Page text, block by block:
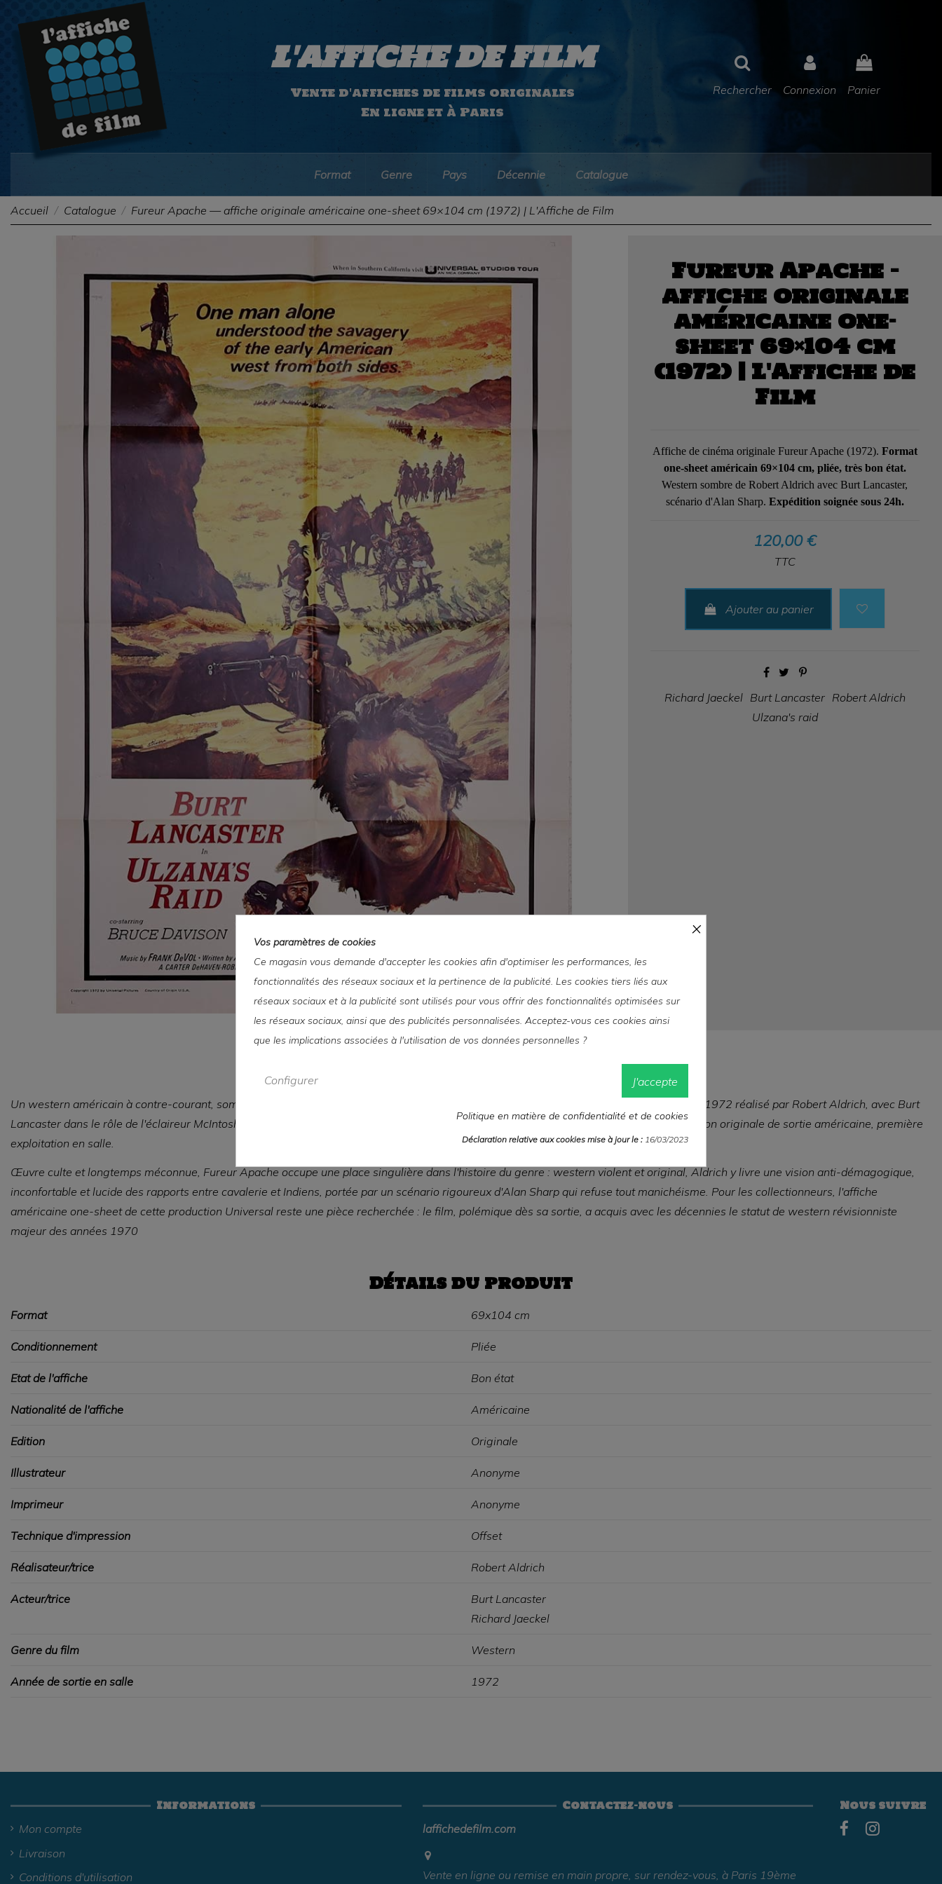
L'AFFICHE DE FILM
Vente d'affiches de films originales
En ligne et à Paris
Rechercher Connexion Panier
Format Genre Pays Décennie Catalogue
Accueil Catalogue Fureur Apache — affiche originale américaine one-sheet 69×104 cm (1972) | L'Affiche de Film
Fureur Apache —
affiche originale
américaine one-
sheet 69×104 cm
(1972) | L'Affiche de
Film
Affiche de cinéma originale Fureur Apache (1972). Format
one-sheet américain 69×104 cm, pliée, très bon état.
Western sombre de Robert Aldrich avec Burt Lancaster,
scénario d'Alan Sharp. Expédition soignée sous 24h.
120,00 €
TTC
Ajouter au panier
Richard Jaeckel Burt Lancaster Robert Aldrich
Ulzana's raid
Un western américain à contre-courant, sombre et sans concession. Affiche originale de
), film western de 1972 réalisé par Robert Aldrich, avec Burt
Lancaster dans le rôle de l'éclaireur McIntosh.
Format one-sheet américain, 69×104 cm environ, conditionnement plié, très bon état. Édition originale de sortie américaine, première
exploitation en salle.
Œuvre culte et longtemps méconnue, Fureur Apache occupe une place singulière dans l'histoire du genre : western violent et original, Aldrich y livre une vision anti-démagogique,
inconfortable et lucide des rapports entre cavalerie et Indiens, portée par un scénario rigoureux d'Alan Sharp qui refuse tout manichéisme. Pour les collectionneurs, l'affiche
américaine one-sheet de cette production Universal reste une pièce recherchée : le film, polémique dès sa sortie, a acquis avec les décennies le statut de western révisionniste
majeur des années 1970
Détails du produit
Format 69x104 cm
Conditionnement Pliée
Etat de l'affiche Bon état
Nationalité de l'affiche Américaine
Edition Originale
Illustrateur Anonyme
Imprimeur Anonyme
Technique d'impression Offset
Réalisateur/trice Robert Aldrich
Acteur/trice
Burt Lancaster
Richard Jaeckel
Genre du film Western
Année de sortie en salle 1972
Informations
Mon compte
Livraison
Conditions d'utilisation
Contactez-nous
laffichedefilm.com
Vente en ligne ou remise en main propre, sur rendez-vous, à Paris 19ème
Nous suivre
×
Vos paramètres de cookies
Ce magasin vous demande d'accepter les cookies afin d'optimiser les performances, les
fonctionnalités des réseaux sociaux et la pertinence de la publicité. Les cookies tiers liés aux
réseaux sociaux et à la publicité sont utilisés pour vous offrir des fonctionnalités optimisées sur
les réseaux sociaux, ainsi que des publicités personnalisées. Acceptez-vous ces cookies ainsi
que les implications associées à l'utilisation de vos données personnelles ?
J'accepte
Configurer
Politique en matière de confidentialité et de cookies
Déclaration relative aux cookies mise à jour le : 16/03/2023